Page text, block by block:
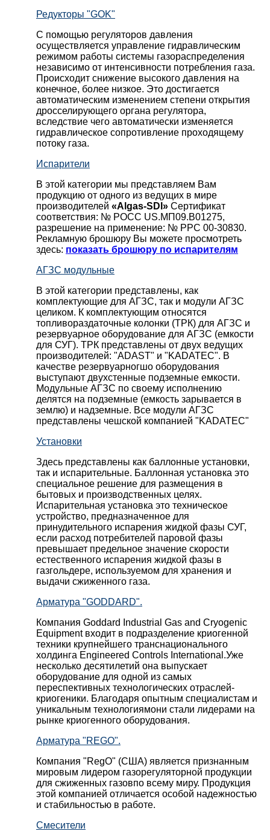
Редукторы "GOK"
С помощью регуляторов давления
осуществляется управление гидравлическим
режимом работы системы газораспределения
независимо от интенсивности потребления газа.
Происходит снижение высокого давления на
конечное, более низкое. Это достигается
автоматическим изменением степени открытия
дросселирующего органа регулятора,
вследствие чего автоматически изменяется
гидравлическое сопротивление проходящему
потоку газа.
Испарители
В этой категории мы представляем Вам
продукцию от одного из ведущих в мире
производителей «Algas-SDI» Сертификат
соответствия: № РОСС US.МП09.В01275,
разрешение на применение: № РРС 00-30830.
Рекламную брошюру Вы можете просмотреть
здесь: показать брошюру по испарителям
АГЗС модульные
В этой категории представлены, как
комплектующие для АГЗС, так и модули АГЗС
целиком. К комплектующим относятся
топливораздаточные колонки (ТРК) для АГЗС и
резервуарное оборудование для АГЗС (емкости
для СУГ). ТРК представлены от двух ведущих
производителей: "ADAST" и "KADATEC". В
качестве резервуарногшо оборудования
выступают двухстенные подземные емкости.
Модульные АГЗС по своему исполнению
делятся на подземные (емкость зарывается в
землю) и надземные. Все модули АГЗС
представлены чешской компанией "KADATEC"
Установки
Здесь представлены как баллонные установки,
так и испарительные. Баллонная установка это
специальное решение для размещения в
бытовых и производственных целях.
Испарительная установка это техническое
устройство, предназначенное для
принудительного испарения жидкой фазы СУГ,
если расход потребителей паровой фазы
превышает предельное значение скорости
естественного испарения жидкой фазы в
газгольдере, используемом для хранения и
выдачи сжиженного газа.
Арматура "GODDARD".
Компания Goddard Industrial Gas and Cryogenic
Equipment входит в подразделение криогенной
техники крупнейшего транснационального
холдинга Engineered Controls International.Уже
несколько десятилетий она выпускает
оборудование для одной из самых
переспективных технологических отраслей-
криогеники. Благодаря опытным специалистам и
уникальным технологиямони стали лидерами на
рынке криогенного оборудования.
Арматура "REGO".
Компания "RegO" (США) является признанным
мировым лидером газорегуляторной продукции
для сжиженных газовпо всему миру. Продукция
этой компанией отличается особой надежностью
и стабильностью в работе.
Смесители